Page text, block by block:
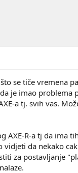
se tiče vremena
je imao problema
a tj. svih vas.
AXE-R-a tj da ima
da nekako
za postavljanje